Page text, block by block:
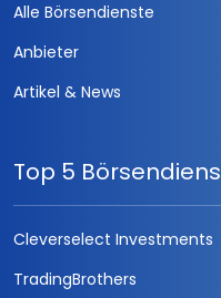
Alle Börsendienste
Anbieter
Artikel & News
Top 5
Cleverselect Investments
TradingBrothers